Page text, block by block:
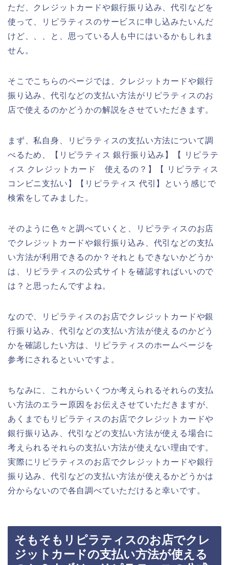
ただ、クレジットカードや銀行振り込み、代引などを
使って、リピラティスのサービスに申し込みたいんだ
けど、、、と、思っている人も中にはいるかもしれま
せん。
そこでこちらのページでは、クレジットカードや銀行
振り込み、代引などの支払い方法がリピラティスのお
店で使えるのかどうかの解説をさせていただきます。
まず、私自身、リピラティスの支払い方法について調
べるため、【リピラティス 銀行振り込み】【 リピラテ
ィス クレジットカード 使えるの？】【 リピラティス
コンビニ支払い】【リピラティス 代引】という感じで
検索をしてみました。
そのように色々と調べていくと、リピラティスのお店
でクレジットカードや銀行振り込み、代引などの支払
い方法が利用できるのか？それともできないかどうか
は、リピラティスの公式サイトを確認すればいいので
は？と思ったんですよね。
なので、リピラティスのお店でクレジットカードや銀
行振り込み、代引などの支払い方法が使えるのかどう
かを確認したい方は、リピラティスのホームページを
参考にされるといいですよ。
ちなみに、これからいくつか考えられるそれらの支払
い方法のエラー原因をお伝えさせていただきますが、
あくまでもリピラティスのお店でクレジットカードや
銀行振り込み、代引などの支払い方法が使える場合に
考えられるそれらの支払い方法が使えない理由です。
実際にリピラティスのお店でクレジットカードや銀行
振り込み、代引などの支払い方法が使えるかどうかは
分からないので各自調べていただけると幸いです。
そもそもリピラティスのお店でクレ
ジットカードの支払い方法が使える